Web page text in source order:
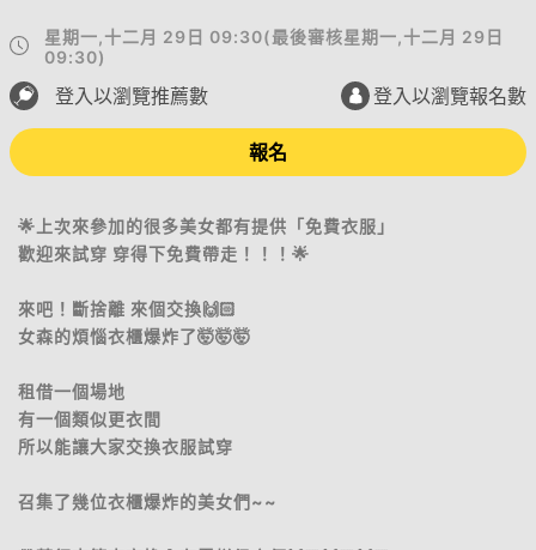
星期一,十二月 29日 09:30(最後審核星期一,十二月 29日
09:30)
登入以瀏覽推薦數 登入以瀏覽報名數
報名
🌟上次來參加的很多美女都有提供「免費衣服」
歡迎來試穿 穿得下免費帶走！！！🌟
來吧！斷捨離 來個交換🙌🏻
女森的煩惱衣櫃爆炸了🤯🤯🤯
租借一個場地
有一個類似更衣間
所以能讓大家交換衣服試穿
召集了幾位衣櫃爆炸的美女們~~